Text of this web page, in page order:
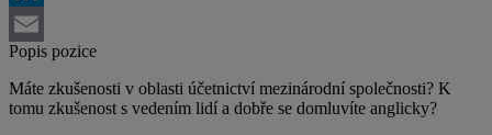
LinkedIn
Email
Popis pozice
Máte zkušenosti v oblasti účetnictví mezinárodní společnosti? K
tomu zkušenost s vedením lidí a dobře se domluvíte anglicky?